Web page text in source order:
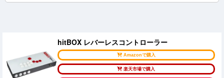
hitBOX レバーレスコントローラー
Amazonで購入
楽天市場で購入